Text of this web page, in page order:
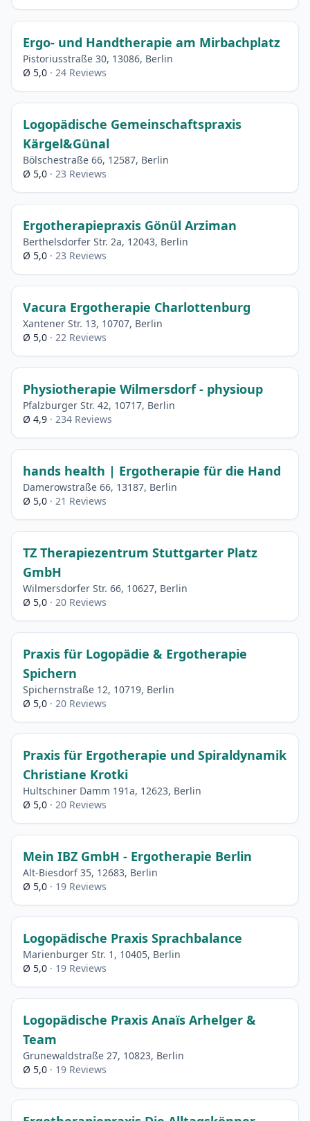
Ergo- und Handtherapie am Mirbachplatz
Pistoriusstraße 30, 13086, Berlin
Ø 5,0 · 24 Reviews
Logopädische Gemeinschaftspraxis
Kärgel&Günal
Bölschestraße 66, 12587, Berlin
Ø 5,0 · 23 Reviews
Ergotherapiepraxis Gönül Arziman
Berthelsdorfer Str. 2a, 12043, Berlin
Ø 5,0 · 23 Reviews
Vacura Ergotherapie Charlottenburg
Xantener Str. 13, 10707, Berlin
Ø 5,0 · 22 Reviews
Physiotherapie Wilmersdorf - physioup
Pfalzburger Str. 42, 10717, Berlin
Ø 4,9 · 234 Reviews
hands health | Ergotherapie für die Hand
Damerowstraße 66, 13187, Berlin
Ø 5,0 · 21 Reviews
TZ Therapiezentrum Stuttgarter Platz
GmbH
Wilmersdorfer Str. 66, 10627, Berlin
Ø 5,0 · 20 Reviews
Praxis für Logopädie & Ergotherapie
Spichern
Spichernstraße 12, 10719, Berlin
Ø 5,0 · 20 Reviews
Praxis für Ergotherapie und Spiraldynamik
Christiane Krotki
Hultschiner Damm 191a, 12623, Berlin
Ø 5,0 · 20 Reviews
Mein IBZ GmbH - Ergotherapie Berlin
Alt-Biesdorf 35, 12683, Berlin
Ø 5,0 · 19 Reviews
Logopädische Praxis Sprachbalance
Marienburger Str. 1, 10405, Berlin
Ø 5,0 · 19 Reviews
Logopädische Praxis Anaïs Arhelger &
Team
Grunewaldstraße 27, 10823, Berlin
Ø 5,0 · 19 Reviews